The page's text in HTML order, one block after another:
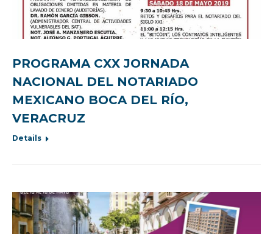
PROGRAMA CXX JORNADA
NACIONAL DEL NOTARIADO
MEXICANO BOCA DEL RÍO,
VERACRUZ
Details